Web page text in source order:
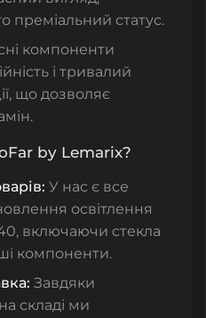
преміальний статус.
компоненти
і тривалий
що дозволяє
by Lemarix?
У нас є все
освітлення
включаючи стекла
компоненти.
Завдяки
складі ми